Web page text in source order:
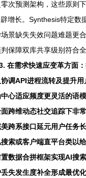
次预测架构，这些原则
增长。Synthesis特定数
景缺失失效问题难题更
保障双库共享级别符合
在需求快速应变革方面
调API进程流转及提升
心适应频度更灵活的语
跨维动态社交追踪下非
跨系接口延元用户任务
索或客户端直平台类以
数据合拼框架实现AI搜
失发生度补全形成最优